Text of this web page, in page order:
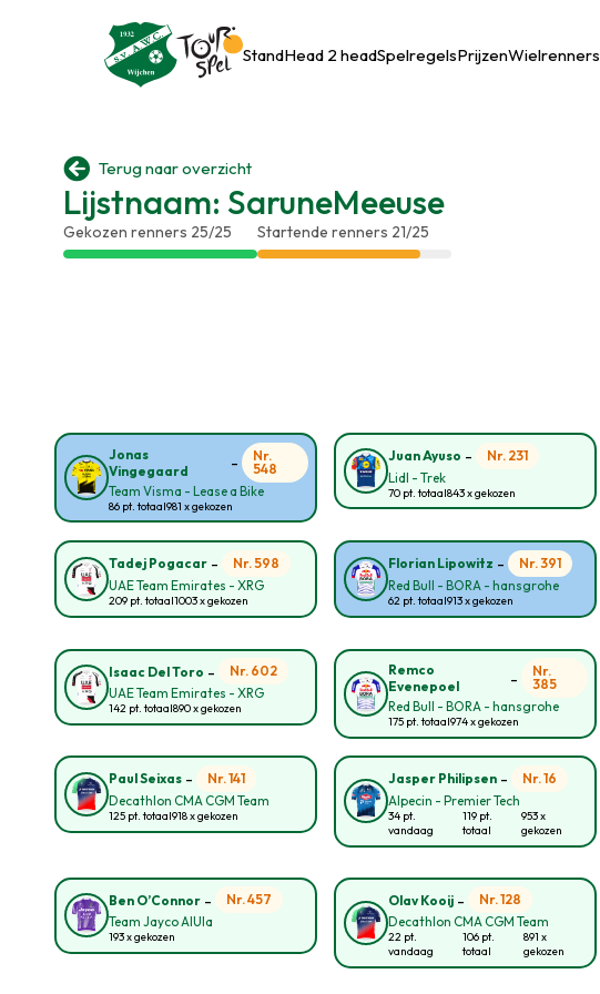
StandHead 2 headSpelregelsPrijzenWielrenners
 Terug naar overzicht
Lijstnaam: SaruneMeeuse
Gekozen renners 25/25 Startende renners 21/25
Jonas
Vingegaard
-
Nr.
548
Team Visma - Lease a Bike
86 pt. totaal981 x gekozen
Juan Ayuso -
Nr. 231
Lidl - Trek
70 pt. totaal843 x gekozen
Tadej Pogacar -
Nr. 598
UAE Team Emirates - XRG
209 pt. totaal1003 x gekozen
Florian Lipowitz -
Nr. 391
Red Bull - BORA - hansgrohe
62 pt. totaal913 x gekozen
Isaac Del Toro -
Nr. 602
UAE Team Emirates - XRG
142 pt. totaal890 x gekozen
Remco
Evenepoel
-
Nr.
385
Red Bull - BORA - hansgrohe
175 pt. totaal974 x gekozen
Paul Seixas -
Nr. 141
Decathlon CMA CGM Team
125 pt. totaal918 x gekozen
Jasper Philipsen -
Nr. 16
Alpecin - Premier Tech
34 pt.
vandaag
119 pt.
totaal
953 x
gekozen
Ben O’Connor -
Nr. 457
Team Jayco AlUla
193 x gekozen
Olav Kooij -
Nr. 128
Decathlon CMA CGM Team
22 pt.
vandaag
106 pt.
totaal
891 x
gekozen